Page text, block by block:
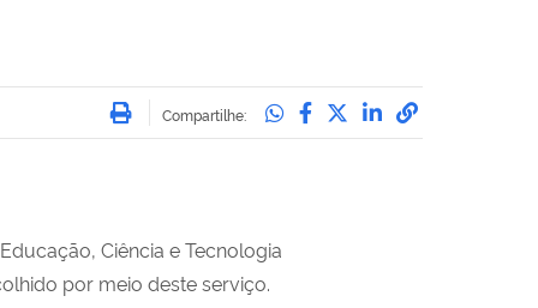
Imprimir
Compartilhe: Compartilhe no
Compartilhe no
Compartilhe no
Compartilhe
Ciência e Tecnologia
por meio deste serviço.